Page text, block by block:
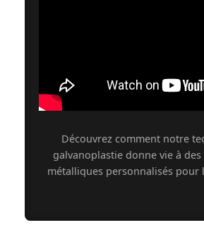
Découvrez comment notre
galvanoplastie donne vie à
métalliques personnalisés pour